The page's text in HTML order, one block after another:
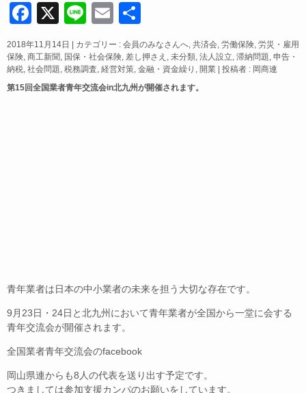
F
a
c
e
X
Li
n
e
E
m
ail
有
2018年11月14日 カテゴリー : 会員のみなさんへ, 共済会, 労働保険, 労災・雇用
保険, 商工新聞, 国保・社会保険, 差し押さえ , 未分類, 法人設立, 滞納問題, 申告・
納税, 社会問題, 税務調査, 経営対策, 金融・資金繰り , 開業
投稿者 : 岡商連
第15回全国業者青年交流会in北九州が開催されます。
青年業者は日本の中小業者の未来を担う大切な存在です。
9月23日・24日と北九州において青年業者が全国から一堂に会する
青年交流会が開催されます。
全国業者青年交流会のfacebook
岡山県連からも8人の代表を送り出す予定です。
つきましては参加支援カンパのお願いをしています。